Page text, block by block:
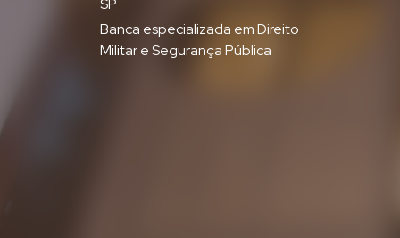
SP
Banca especializada em Direito
Militar e Segurança Pública